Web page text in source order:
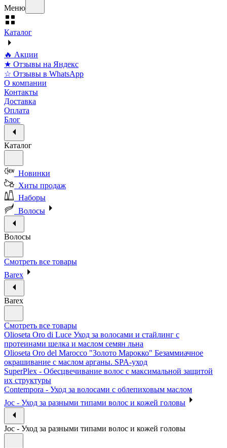
Меню
Каталог
🔥 Акции
★ Отзывы на Яндекс
☆ Отзывы в WhatsApp
О компании
Контакты
Доставка
Оплата
Блог
Каталог
Новинки
Хиты продаж
Наборы
Волосы
Волосы
Смотреть все товары
Barex
Barex
Смотреть все товары
Olioseta Oro di Luce Уход за волосами и стайлинг с
протеинами шелка и маслом семян льна
Olioseta Oro del Marocco "Золото Марокко" Безаммиачное
окрашивание с маслом арганы. SPA-уход
SuperPlex - Обесцвечивание волос с максимальной защитой
их структуры
Contempora - Уход за волосами с облепиховым маслом
Joc - Уход за разными типами волос и кожей головы
Joc - Уход за разными типами волос и кожей головы